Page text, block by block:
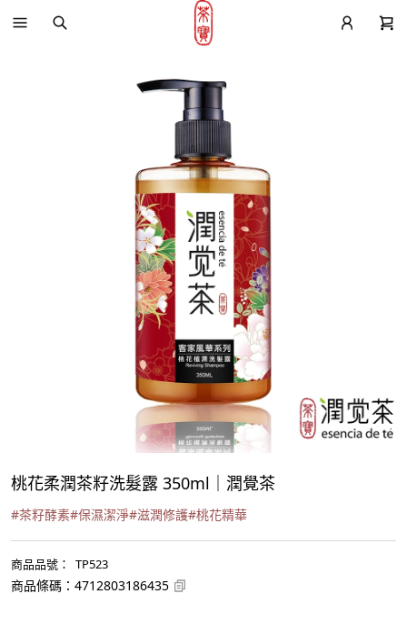
桃花柔潤茶籽洗髮露 350ml｜潤覺茶
#茶籽酵素#保濕潔淨#滋潤修護#桃花精華
商品品號 ： TP523
商品條碼 ： 4712803186435